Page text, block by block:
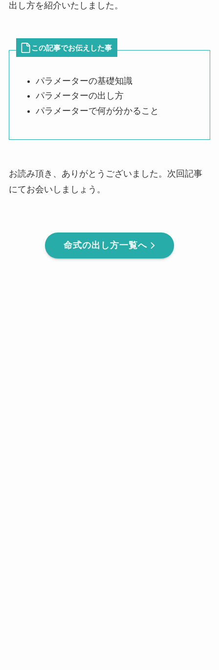
出し方を紹介いたしました。
この記事でお伝えした事
パラメーターの基礎知識
パラメーターの出し方
パラメーターで何が分かること
お読み頂き、ありがとうございました。次回記事
にてお会いしましょう。
命式の出し方一覧へ